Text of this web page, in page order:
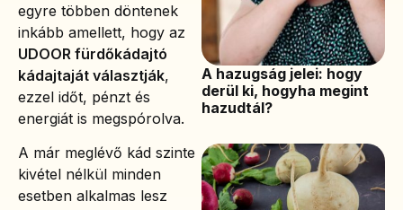
egyre többen döntenek
inkább amellett, hogy az
UDOOR fürdőkádajtó
kádajtaját választják,
ezzel időt, pénzt és
energiát is megspórolva.
A már meglévő kád szinte
kivétel nélkül minden
esetben alkalmas lesz
A hazugság jelei: hogy
derül ki, hogyha megint
hazudtál?